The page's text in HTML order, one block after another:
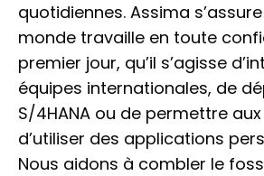
quotidiennes. Assima
monde travaille en toute
premier jour, qu’il s’agisse
équipes internationales, de
S/4HANA ou de permettre
d’utiliser des applications
Nous aidons à combler le